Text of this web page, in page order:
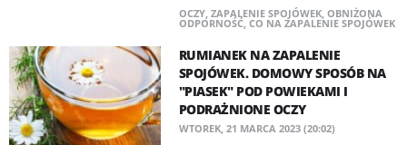
OCZY, ZAPALENIE SPOJÓWEK, OBNIŻONA
ODPORNOŚĆ, CO NA ZAPALENIE SPOJÓWEK
RUMIANEK NA ZAPALENIE
SPOJÓWEK. DOMOWY SPOSÓB NA
"PIASEK" POD POWIEKAMI I
PODRAŻNIONE OCZY
WTOREK, 21 MARCA 2023 (20:02)